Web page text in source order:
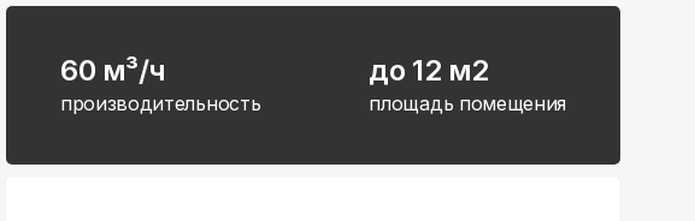
60 м³/ч
производительность
до 12 м2
площадь помещения